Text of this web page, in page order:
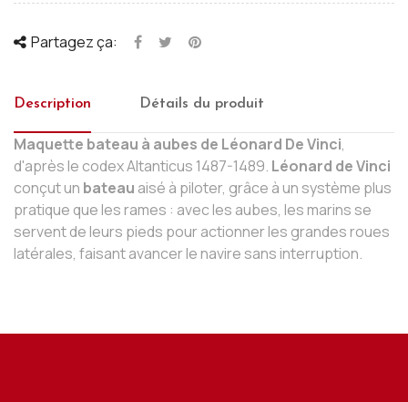
Partagez ça:
Description Détails du produit
Maquette bateau à aubes de Léonard De Vinci,
d'après le codex Altanticus 1487-1489. Léonard de Vinci
conçut un bateau aisé à piloter, grâce à un système plus
pratique que les rames : avec les aubes, les marins se
servent de leurs pieds pour actionner les grandes roues
latérales, faisant avancer le navire sans interruption.